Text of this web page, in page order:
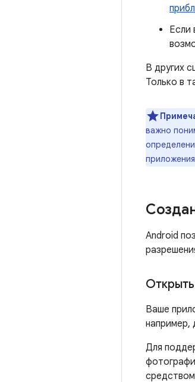
Если
В других
Только в
важно
Android
Ваше
например,
Для